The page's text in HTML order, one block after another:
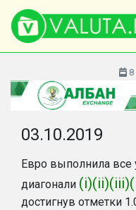
8
03.10.2019
Евро выполнила все
диагонали
достигнув отметки